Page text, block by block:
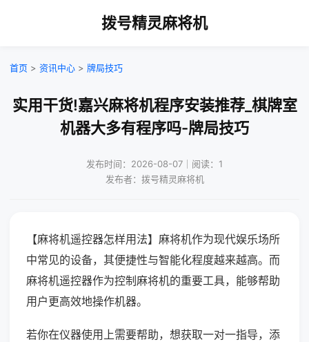
拨号精灵麻将机
首页 > 资讯中心 > 牌局技巧
实用干货!嘉兴麻将机程序安装推荐_棋牌室
机器大多有程序吗-牌局技巧
发布时间：2026-08-07｜阅读：1
发布者：拨号精灵麻将机
【麻将机遥控器怎样用法】麻将机作为现代娱乐场所
中常见的设备，其便捷性与智能化程度越来越高。而
麻将机遥控器作为控制麻将机的重要工具，能够帮助
用户更高效地操作机器。
若你在仪器使用上需要帮助，想获取一对一指导，添